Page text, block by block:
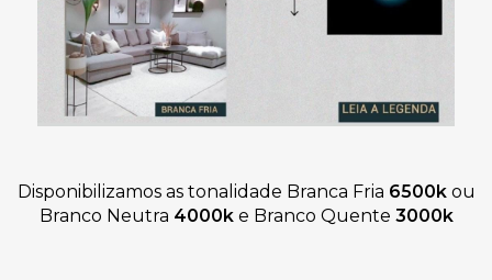
Disponibilizamos as tonalidade Branca Fria 6500kou
Branco Neutra 4000ke Branco Quente 3000k